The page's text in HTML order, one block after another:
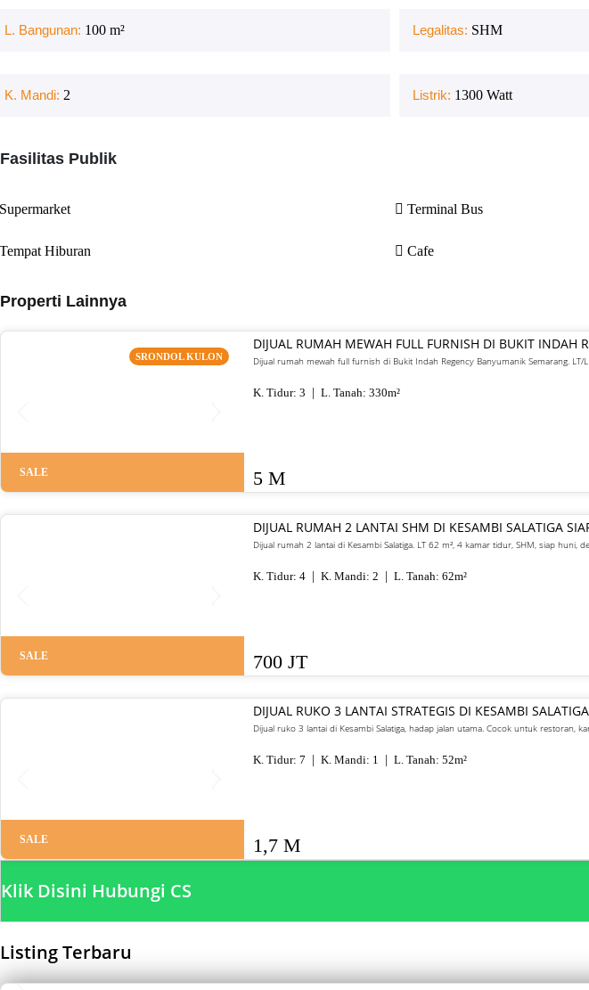
L. Bangunan: 100 m² Legalitas: SHM
K. Mandi: 2 Listrik: 1300 Watt
Fasilitas Publik
Supermarket Terminal Bus
Tempat Hiburan Cafe
Properti Lainnya
SRONDOL KULON
SALE
DIJUAL RUMAH MEWAH FULL FURNISH DI BUKIT INDAH
Dijual rumah mewah full furnish di Bukit Indah Regency Banyumanik Semarang.
K. Tidur: 3 L. Tanah: 330m²
5 M
SALE
DIJUAL RUMAH 2 LANTAI SHM DI KESAMBI SALATIGA
Dijual rumah 2 lantai di Kesambi Salatiga. LT 62 m², 4 kamar tidur, SHM, siap huni,
K. Tidur: 4 K. Mandi: 2 L. Tanah: 62m²
700 JT
SALE
DIJUAL RUKO 3 LANTAI STRATEGIS DI KESAMBI
Dijual ruko 3 lantai di Kesambi Salatiga, hadap jalan utama. Cocok untuk restoran,
K. Tidur: 7 K. Mandi: 1 L. Tanah: 52m²
1,7 M
Klik Disini Hubungi CS
Listing Terbaru